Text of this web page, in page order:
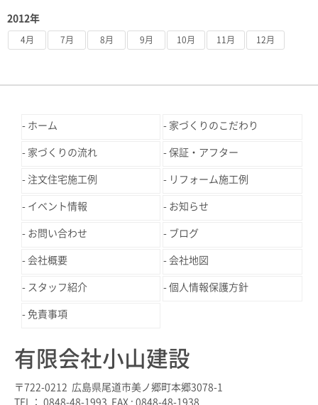
2012年
4月 7月 8月 9月 10月 11月 12月
ホーム 家づくりのこだわり
家づくりの流れ 保証・アフター
注文住宅施工例 リフォーム施工例
イベント情報 お知らせ
お問い合わせ ブログ
会社概要 会社地図
スタッフ紹介 個人情報保護方針
免責事項
有限会社小山建設
〒722-0212 広島県尾道市美ノ郷町本郷3078-1
TEL： 0848-48-1993 FAX : 0848-48-1938